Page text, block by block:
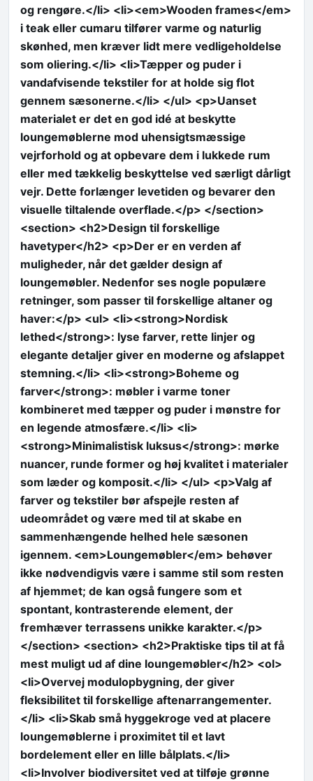
og rengøre.</li> <li><em>Wooden frames</em>
i teak eller cumaru tilfører varme og naturlig
skønhed, men kræver lidt mere vedligeholdelse
som oliering.</li> <li>Tæpper og puder i
vandafvisende tekstiler for at holde sig flot
gennem sæsonerne.</li> </ul> <p>Uanset
materialet er det en god idé at beskytte
loungemøblerne mod uhensigtsmæssige
vejrforhold og at opbevare dem i lukkede rum
eller med tækkelig beskyttelse ved særligt dårligt
vejr. Dette forlænger levetiden og bevarer den
visuelle tiltalende overflade.</p> </section>
<section> <h2>Design til forskellige
havetyper</h2> <p>Der er en verden af
muligheder, når det gælder design af
loungemøbler. Nedenfor ses nogle populære
retninger, som passer til forskellige altaner og
haver:</p> <ul> <li><strong>Nordisk
lethed</strong>: lyse farver, rette linjer og
elegante detaljer giver en moderne og afslappet
stemning.</li> <li><strong>Boheme og
farver</strong>: møbler i varme toner
kombineret med tæpper og puder i mønstre for
en legende atmosfære.</li> <li>
<strong>Minimalistisk luksus</strong>: mørke
nuancer, runde former og høj kvalitet i materialer
som læder og komposit.</li> </ul> <p>Valg af
farver og tekstiler bør afspejle resten af
udeområdet og være med til at skabe en
sammenhængende helhed hele sæsonen
igennem. <em>Loungemøbler</em> behøver
ikke nødvendigvis være i samme stil som resten
af hjemmet; de kan også fungere som et
spontant, kontrasterende element, der
fremhæver terrassens unikke karakter.</p>
</section> <section> <h2>Praktiske tips til at få
mest muligt ud af dine loungemøbler</h2> <ol>
<li>Overvej modulopbygning, der giver
fleksibilitet til forskellige aftenarrangementer.
</li> <li>Skab små hyggekroge ved at placere
loungemøblerne i proximitet til et lavt
bordelement eller en lille bålplats.</li>
<li>Involver biodiversitet ved at tilføje grønne